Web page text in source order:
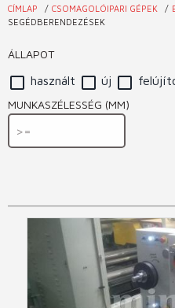
Jelenlegi
CÍMLAP CSOMAGOLÓIPARI GÉPEK
SEGÉDBERENDEZÉSEK
ÁLLAPOT
használt új
MUNKASZÉLESSÉG (MM)